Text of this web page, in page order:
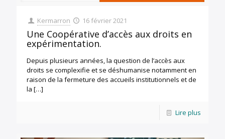
Kermarron 16 février 2021
Une Coopérative d’accès aux droits en
expérimentation.
Depuis plusieurs années, la question de l’accès aux
droits se complexifie et se déshumanise notamment en
raison de la fermeture des accueils institutionnels et de
la […]
Lire plus